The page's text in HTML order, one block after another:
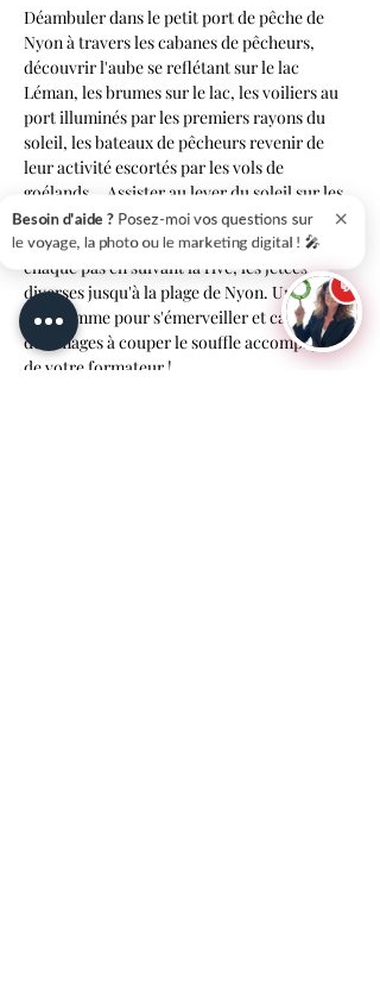
💬
×
Besoin d'aide ? Posez-moi vos questions sur
le voyage, la photo ou le marketing digital ! 🎤
Déambuler dans le petit port de pêche de
Nyon à travers les cabanes de pêcheurs,
découvrir l'aube se reflétant sur le lac
Léman, les brumes sur le lac, les voiliers au
port illuminés par les premiers rayons du
soleil, les bateaux de pêcheurs revenir de
leur activité escortés par les vols de
goélands... Assister au lever du soleil sur les
montagnes de l'autre côté du lac,
immortaliser les couleurs flamboyantes à
chaque pas en suivant la rive, les jetées
diverses jusqu'à la plage de Nyon. Un joli
programme pour s'émerveiller et capturer
des images à couper le souffle accompagné
de votre formateur !